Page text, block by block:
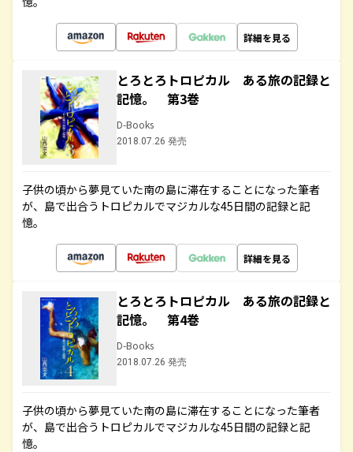
詳細を見る
とろとろトロピカル ある旅の記録と
記憶。 第3巻
D-Books
2018.07.26 発売
子供の頃から夢見ていた南の島に滞在することになった筆者
が、島で出合うトロピカルでマジカルな45日間の記録と記
憶。
詳細を見る
とろとろトロピカル ある旅の記録と
記憶。 第4巻
D-Books
2018.07.26 発売
子供の頃から夢見ていた南の島に滞在することになった筆者
が、島で出合うトロピカルでマジカルな45日間の記録と記
憶。